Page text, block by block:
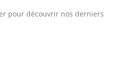
pour découvrir nos derniers